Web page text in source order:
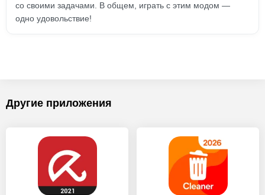
со своими задачами. В общем, играть с этим модом —
одно удовольствие!
Другие приложения